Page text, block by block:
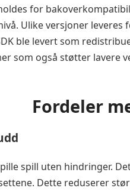
for
Ulike versjoner
ble levert som
som også støtter lavere
Fordeler
spill uten hindringer.
Dette reduserer